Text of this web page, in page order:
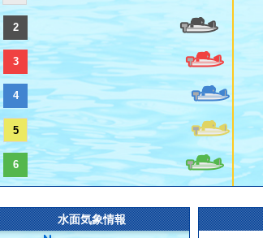
2
3
4
5
6
水面気象情報